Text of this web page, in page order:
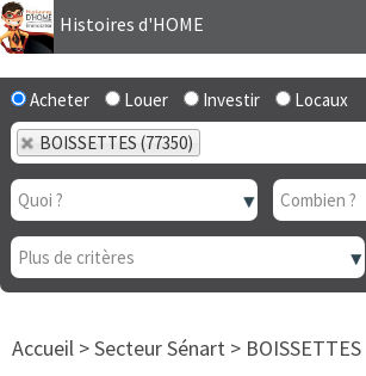
Histoires d'HOME
Acheter Louer Investir
Locaux
BOISSETTES (77350)
Accueil >Secteur Sénart > BOISSETTES